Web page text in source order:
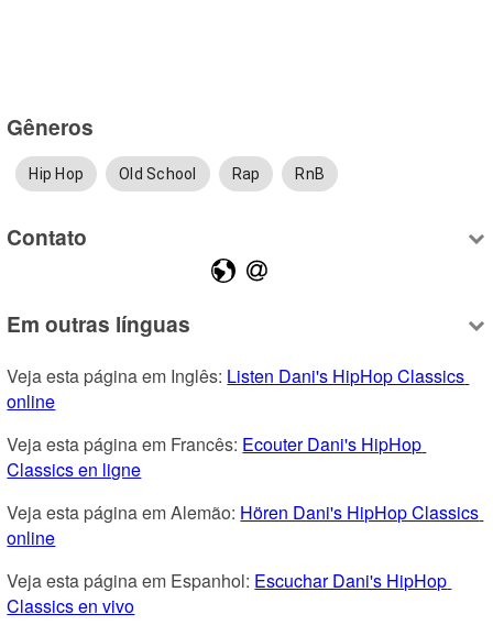
Gêneros
Hip Hop Old School Rap RnB
Contato
Em outras línguas
Veja esta página em Inglês: Listen Dani's HipHop Classics
online
Veja esta página em Francês: Ecouter Dani's HipHop
Classics en ligne
Veja esta página em Alemão: Hören Dani's HipHop Classics
online
Veja esta página em Espanhol: Escuchar Dani's HipHop
Classics en vivo